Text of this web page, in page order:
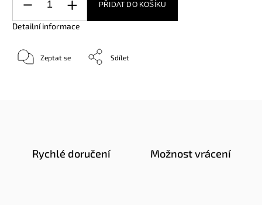
PŘIDAT DO KOŠÍKU
Detailní informace
Zeptat se Sdílet
Rychlé doručení Možnost vrácení